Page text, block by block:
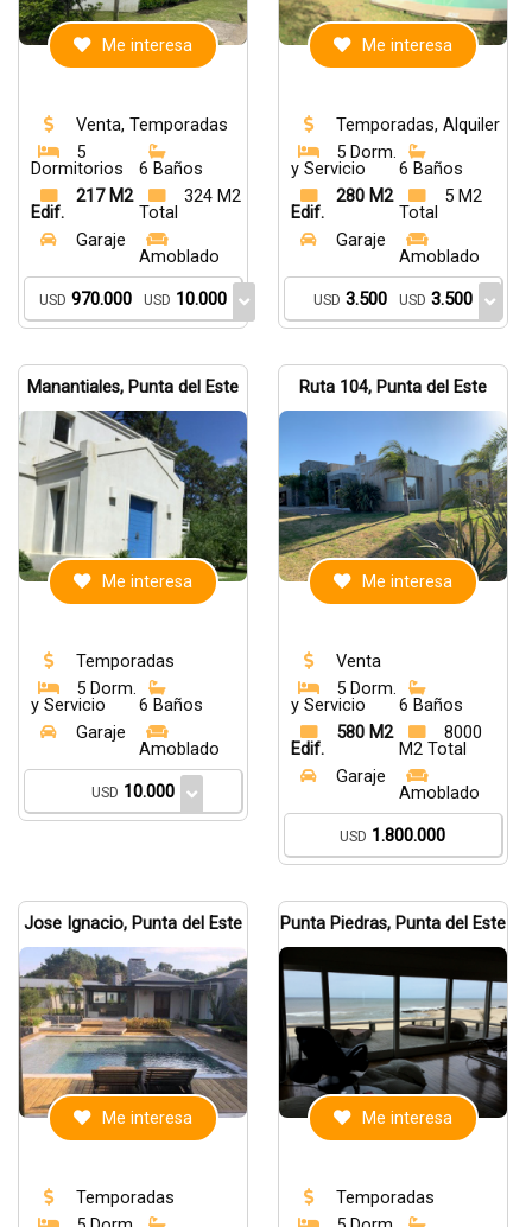
Me interesa
Venta, Temporadas
5
Dormitorios
6 Baños
217 M2
Edif.
324 M2
Total
Garaje
Amoblado
USD 970.000 USD 10.000
Me interesa
Temporadas, Alquiler
5 Dorm.
y Servicio
6 Baños
280 M2
Edif.
5 M2
Total
Garaje
Amoblado
USD 3.500 USD 3.500
Manantiales, Punta del Este
Me interesa
Temporadas
5 Dorm.
y Servicio
6 Baños
Garaje
Amoblado
USD 10.000
Ruta 104, Punta del Este
Me interesa
Venta
5 Dorm.
y Servicio
6 Baños
580 M2
Edif.
8000
M2 Total
Garaje
Amoblado
USD 1.800.000
Jose Ignacio, Punta del Este
Me interesa
Temporadas
Punta Piedras, Punta del Este
Me interesa
Temporadas